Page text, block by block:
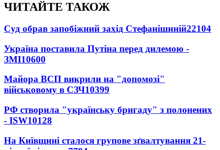
ЧИТАЙТЕ ТАКОЖ
Суд обрав запобіжний захід Стефанішиній22104
Україна поставила Путіна перед дилемою -
ЗМІ10600
Майора ВСП викрили на "допомозі"
військовому в СЗЧ10399
РФ створила "українську бригаду" з полонених
- ISW10128
На Київщині сталося групове зґвалтування 21-